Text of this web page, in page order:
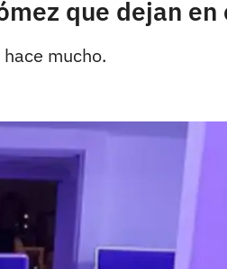
que dejan
mucho.